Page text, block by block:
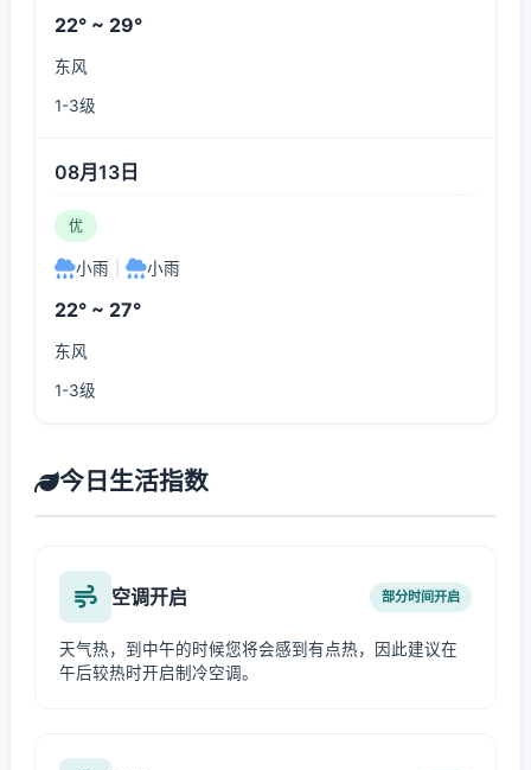
22° ~ 29°
东风
1-3级
08月13日
优
小雨 小雨
22° ~ 27°
东风
1-3级
今日生活指数
空调开启 部分时间开启
天气热，到中午的时候您将会感到有点热，因此建议在
午后较热时开启制冷空调。